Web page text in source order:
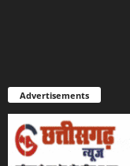
Advertisements